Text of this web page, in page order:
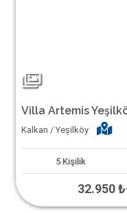
Villa Artemis
Kalkan / Yeşilköy
5 Kişilik
32.950 ₺